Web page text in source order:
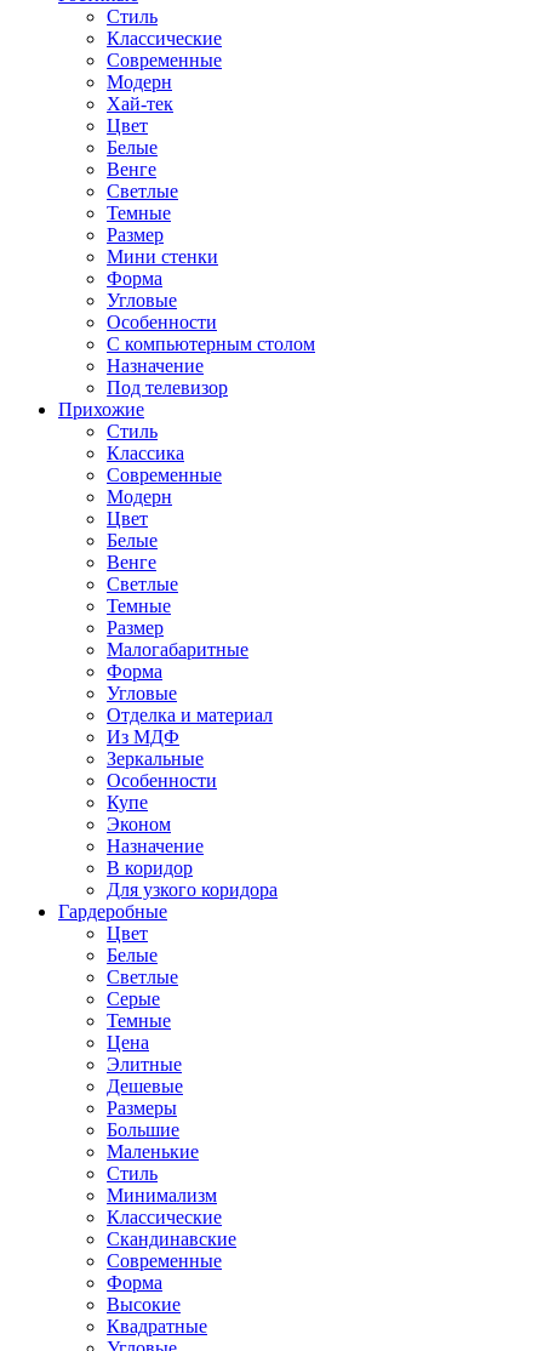
Стиль
Классические
Современные
Модерн
Хай-тек
Цвет
Белые
Венге
Светлые
Темные
Размер
Мини стенки
Форма
Угловые
Особенности
С компьютерным столом
Назначение
Под телевизор
Прихожие
Стиль
Классика
Современные
Модерн
Цвет
Белые
Венге
Светлые
Темные
Размер
Малогабаритные
Форма
Угловые
Отделка и материал
Из МДФ
Зеркальные
Особенности
Купе
Эконом
Назначение
В коридор
Для узкого коридора
Гардеробные
Цвет
Белые
Светлые
Серые
Темные
Цена
Элитные
Дешевые
Размеры
Большие
Маленькие
Стиль
Минимализм
Классические
Скандинавские
Современные
Форма
Высокие
Квадратные